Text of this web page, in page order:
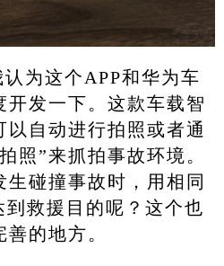
为这个APP和华为车
开发一下。这款车载智
自动进行拍照或者通
照”来抓拍事故环境。
生碰撞事故时，用相同
救援目的呢？这个也
的地方。